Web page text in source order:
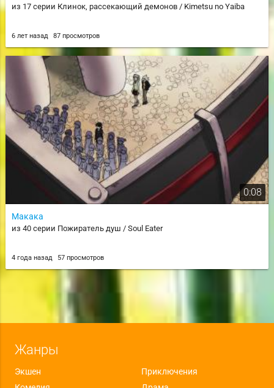
из 17 серии Клинок, рассекающий демонов / Kimetsu no Yaiba
6 лет назад 87 просмотров
0:08
Макака
из 40 серии Пожиратель душ / Soul Eater
4 года назад 57 просмотров
Жанры
Экшен
Приключения